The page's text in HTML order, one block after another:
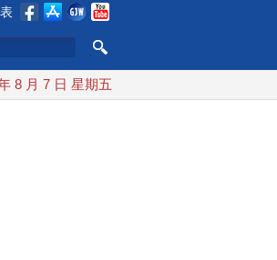
日可能登陸中國
8 月 7 日 星期五